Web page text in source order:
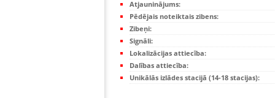
Atjauninājums:
Pēdējais noteiktais zibens:
Zibeņi:
Signāli:
Lokalizācijas attiecība:
Dalības attiecība:
Unikālās izlādes stacijā (14-18 stacijas):